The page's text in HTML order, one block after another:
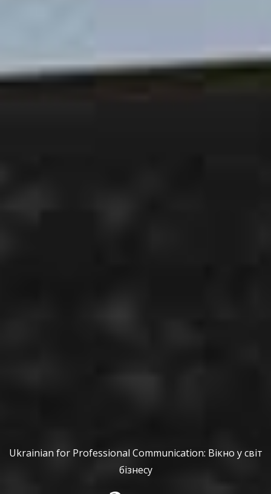
Ukrainian for Professional Communication: Вікно у світ
бізнесу